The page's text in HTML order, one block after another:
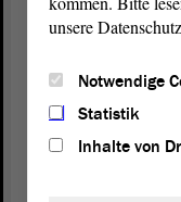
leichten
den
polizeilicher
Schwerpunkte
Halle.
unsere
Notwendige
Statistik
Inhalte von